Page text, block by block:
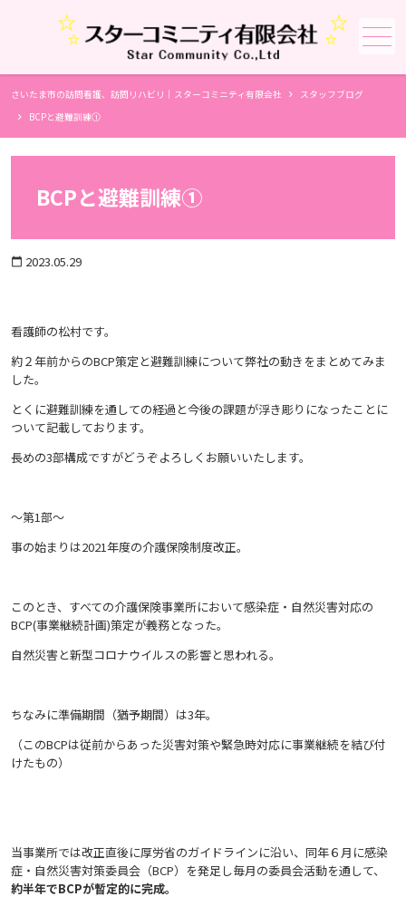
メニュー
さいたま市の訪問看護、訪問リハビリ｜スターコミニティ有限会社
スタッフブログ
BCPと避難訓練①
BCPと避難訓練①
calendar_today 2023.05.29
看護師の松村です。
約２年前からのBCP策定と避難訓練について弊社の動きをまとめてみま
した。
とくに避難訓練を通しての経過と今後の課題が浮き彫りになったことに
ついて記載しております。
長めの3部構成ですがどうぞよろしくお願いいたします。
～第1部～
事の始まりは2021年度の介護保険制度改正。
このとき、すべての介護保険事業所において感染症・自然災害対応の
BCP(事業継続計画)策定が義務となった。
自然災害と新型コロナウイルスの影響と思われる。
ちなみに準備期間（猶予期間）は3年。
（このBCPは従前からあった災害対策や緊急時対応に事業継続を結び付
けたもの）
当事業所では改正直後に厚労省のガイドラインに沿い、同年６月に感染
症・自然災害対策委員会（BCP）を発足し毎月の委員会活動を通して、
約半年でBCPが暫定的に完成。